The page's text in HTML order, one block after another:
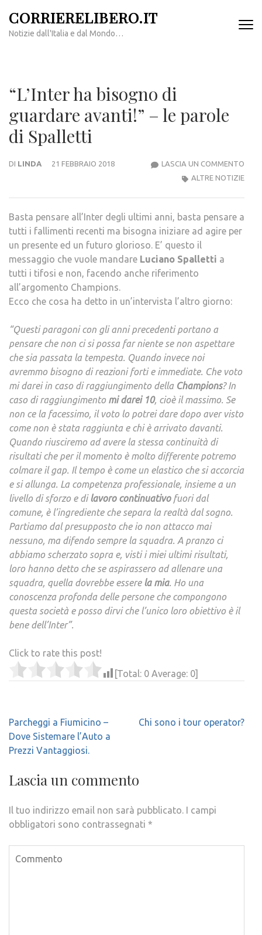
contenuto
CORRIERELIBERO.IT
Notizie dall'Italia e dal Mondo…
“L’Inter ha bisogno di
guardare avanti!” – le parole
di Spalletti
DI LINDA 21 FEBBRAIO 2018 LASCIA UN COMMENTO
HA
ALTRE NOTIZIE
Basta pensare all’Inter degli ultimi anni, basta pensare a
tutti i fallimenti recenti ma bisogna iniziare ad agire per
un presente ed un futuro glorioso. E’ questo il
messaggio che vuole mandare Luciano Spalletti a
tutti i tifosi e non, facendo anche riferimento
all’argomento Champions.
Ecco che cosa ha detto in un’intervista l’altro giorno:
“Questi paragoni con gli anni precedenti portano a
pensare che non ci si possa far niente se non aspettare
che sia passata la tempesta. Quando invece noi
avremmo bisogno di reazioni forti e immediate. Che voto
mi darei in caso di raggiungimento della Champions? In
caso di raggiungimento mi darei 10, cioè il massimo. Se
non ce la facessimo, il voto lo potrei dare dopo aver visto
come non è stata raggiunta e chi è arrivato davanti.
Quando riusciremo ad avere la stessa continuità di
risultati che per il momento è molto differente potremo
colmare il gap. Il tempo è come un elastico che si accorcia
e si allunga. La competenza professionale, insieme a un
livello di sforzo e dilavoro continuativofuori dal
comune, è l’ingrediente che separa la realtà dal sogno.
Partiamo dal presupposto che io non attacco mai
nessuno, ma difendo sempre la squadra. A pranzo ci
abbiamo scherzato sopra e, visti i miei ultimi risultati,
loro hanno detto che se aspirassero ad allenare una
squadra, quella dovrebbe esserela mia. Ho una
conoscenza profonda delle persone che compongono
questa società e posso dirvi che l’unico loro obiettivo è il
bene dell’Inter”.
Click to rate this post!
[Total: 0 Average: 0]
Navigazione
articoli
Parcheggi a Fiumicino –
Dove Sistemare l’Auto a
Prezzi Vantaggiosi.
Chi sono i tour operator?
Lascia un commento
Il tuo indirizzo email non sarà pubblicato. I campi
obbligatori sono contrassegnati *